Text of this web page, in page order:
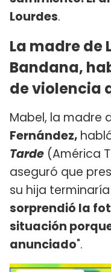
Lourdes.
La madre de
Bandana,
de violencia
Mabel, la madre
Fernández,
Tarde (América
aseguró que
su hija
sorprendió la
situación
anunciado".